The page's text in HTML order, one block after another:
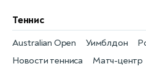
Теннис
Новости тенниса
Australian Open
Матч-центр
Уимблдон